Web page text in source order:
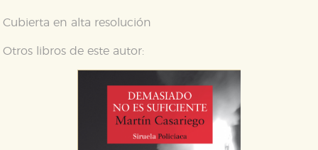
Cubierta en alta resolución
Otros libros de este autor:
Cookies necesarias
nuestro sistema. Es posible hacerlo desde el
navegador, pero en ese caso es posible que algunas
áreas de nuestra web dejen de funcionar
Cookies de rendimiento y analíticas